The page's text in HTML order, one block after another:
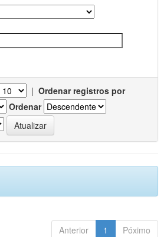
| Ordenar registros por
Ordenar
Anterior 1 Póximo